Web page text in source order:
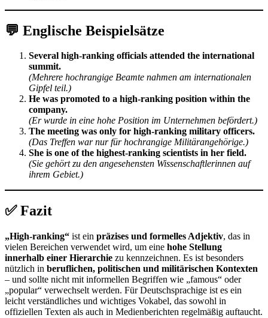
💬 Englische Beispielsätze
Several high-ranking officials attended the international
summit.
(Mehrere hochrangige Beamte nahmen am internationalen
Gipfel teil.)
He was promoted to a high-ranking position within the
company.
(Er wurde in eine hohe Position im Unternehmen befördert.)
The meeting was only for high-ranking military officers.
(Das Treffen war nur für hochrangige Militärangehörige.)
She is one of the highest-ranking scientists in her field.
(Sie gehört zu den angesehensten Wissenschaftlerinnen auf
ihrem Gebiet.)
✅ Fazit
„High-ranking“ ist ein präzises und formelles Adjektiv, das in
vielen Bereichen verwendet wird, um eine hohe Stellung
innerhalb einer Hierarchie zu kennzeichnen. Es ist besonders
nützlich in beruflichen, politischen und militärischen Kontexten
– und sollte nicht mit informellen Begriffen wie „famous“ oder
„popular“ verwechselt werden. Für Deutschsprachige ist es ein
leicht verständliches und wichtiges Vokabel, das sowohl in
offiziellen Texten als auch in Medienberichten regelmäßig auftaucht.